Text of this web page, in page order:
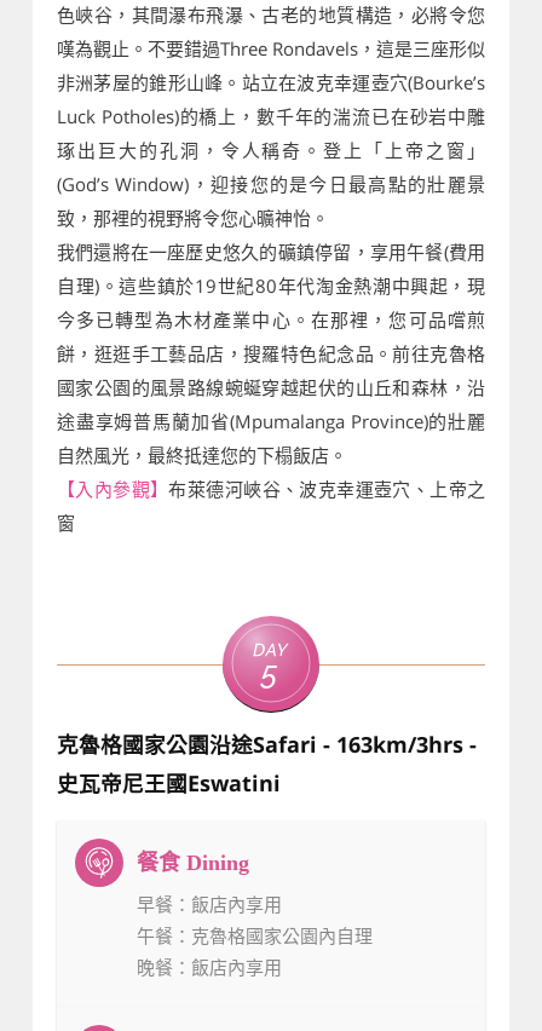
色峽谷，其間瀑布飛瀑、古老的地質構造，必將令您
嘆為觀止。不要錯過Three Rondavels，這是三座形似
非洲茅屋的錐形山峰。站立在波克幸運壺穴(Bourke’s
Luck Potholes)的橋上，數千年的湍流已在砂岩中雕
琢出巨大的孔洞，令人稱奇。登上「上帝之窗」
(God’s Window)，迎接您的是今日最高點的壯麗景
致，那裡的視野將令您心曠神怡。
我們還將在一座歷史悠久的礦鎮停留，享用午餐(費用
自理)。這些鎮於19世紀80年代淘金熱潮中興起，現
今多已轉型為木材產業中心。在那裡，您可品嚐煎
餅，逛逛手工藝品店，搜羅特色紀念品。前往克魯格
國家公園的風景路線蜿蜒穿越起伏的山丘和森林，沿
途盡享姆普馬蘭加省(Mpumalanga Province)的壯麗
自然風光，最終抵達您的下榻飯店。
【入內參觀】布萊德河峽谷、波克幸運壺穴、上帝之
窗
Day
5
克魯格國家公園沿途Safari - 163km/3hrs -
史瓦帝尼王國Eswatini
早餐 ：飯店內享用
午餐 ：克魯格國家公園內自理
晚餐 ：飯店內享用